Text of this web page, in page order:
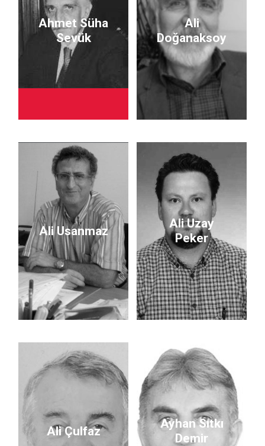
Ahmet Süha
Sevük
Ali
Doğanaksoy
Ali Usanmaz
Ali Uzay
Peker
Ali Çulfaz
Ayhan Sıtkı
Demir